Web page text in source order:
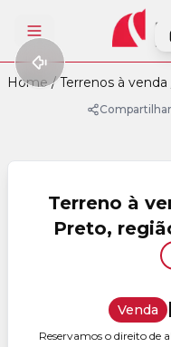
Abrir menu
Home / Terrenos à venda
Terreno à
Preto,
Venda
Reservamos o direito de